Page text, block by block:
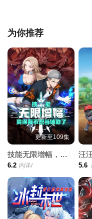
绘本。对书本的热情有增
乌云笼罩。察觉到拥有强
为你推荐
更新至109集
技能无限增幅，爽得我不想当辅助了！动态漫画
6.2 内详/ 5.6